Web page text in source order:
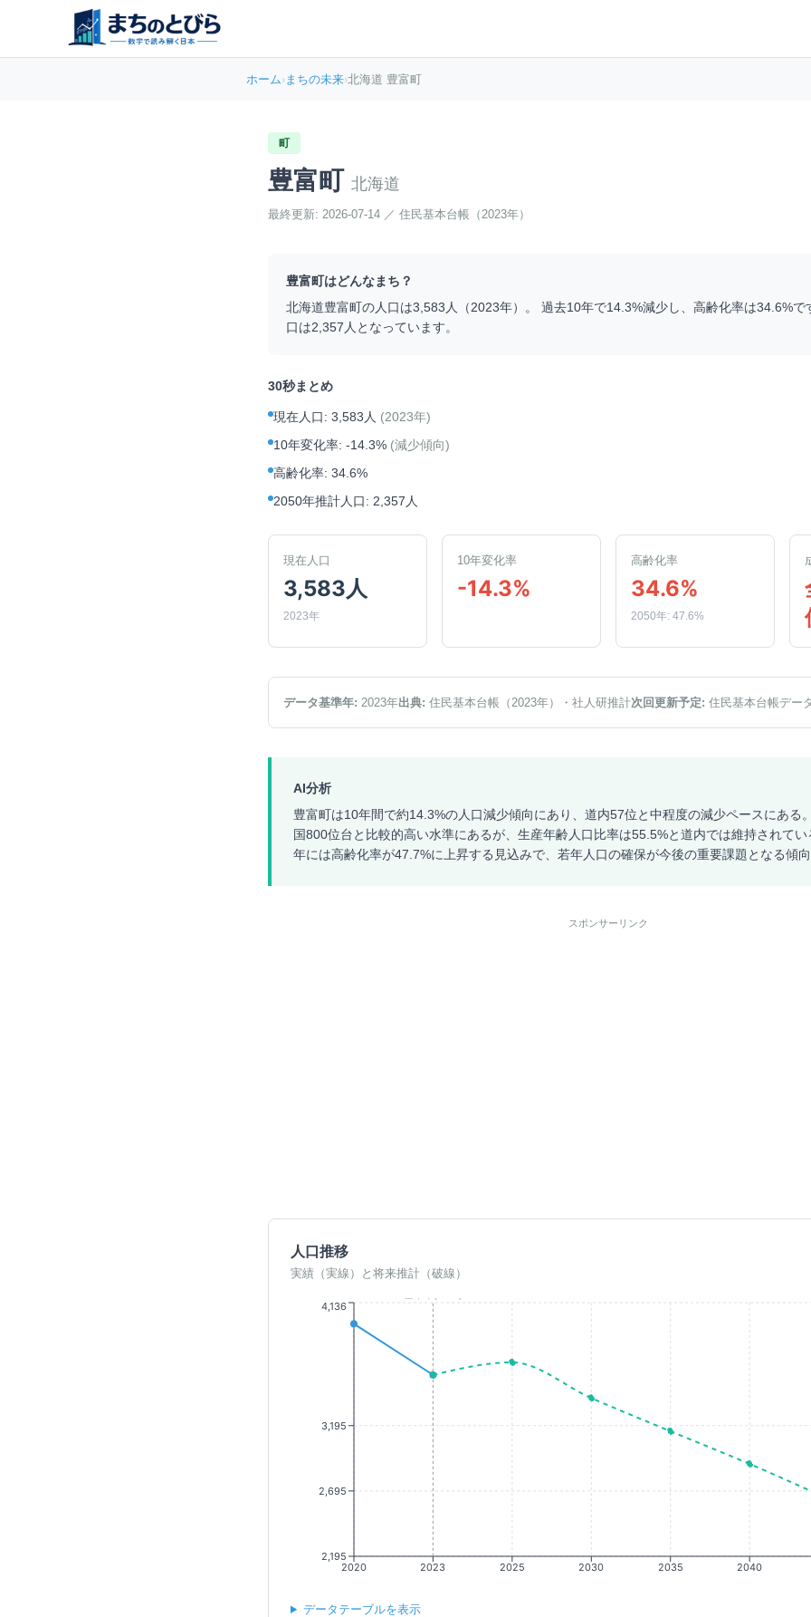
ホーム›まちの未来›北海道 豊富町
町
豊富町 北海道
最終更新: 2026-07-14 ／ 住民基本台帳（2023年）
豊富町はどんなまち？
北海道豊富町の人口は3,583 人（2023年）。 過去10年で14.3%減少し、高齢化率は34.6%で
口は2,357 人となっています。
30秒まとめ
現在人口: 3,583人 (2023年)
10年変化率: -14.3% (減少傾向)
高齢化率: 34.6%
2050年推計人口: 2,357人
現在人口
3,583人
2023年
10年変化率
-14.3%
高齢化率
34.6%
2050年: 47.6%
データ基準年: 2023年出典: 住民基本台帳（2023年） ・社人研推計次回更新予定: 住民基本台帳デー
AI分析
豊富町は10年間で約14.3%の人口減少傾向にあり、道内57位と中程度の減少ペースにある
国800位台と比較的高い水準にあるが、生産年齢人口比率は55.5%と道内では維持されて
年には高齢化率が47.7%に上昇する見込みで、若年人口の確保が今後の重要課題となる傾
スポンサーリンク
人口推移
実績（実線）と将来推計（破線）
2020 2023 2025 2030 2035 2040
2,195
2,695
3,195
4,136
データテーブルを表示